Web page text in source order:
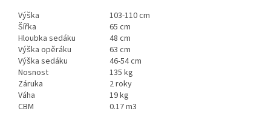
Výška
103-110 cm
Šířka
65 cm
Hloubka sedáku
48 cm
Výška opěráku
63 cm
Výška sedáku
46-54 cm
Nosnost
135 kg
Záruka
2 roky
Váha
19 kg
CBM
0.17 m3